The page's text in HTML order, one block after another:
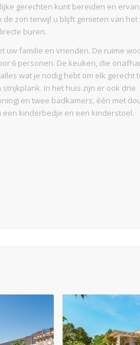
gerechten kunt bereiden en
zon terwijl u blijft genieten van
buren.
familie en vrienden. De ruime
6 personen. De keuken, die
wat je nodig hebt om elk gerecht
In het huis zijn er ook drie
en twee badkamers, één met
een kinderbedje en een kinderstoel.